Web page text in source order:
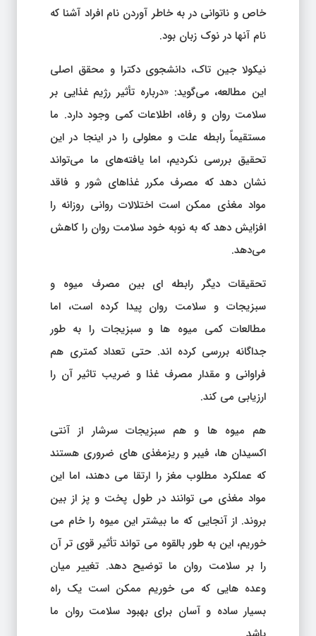
خاص و ناتوانی در به خاطر آوردن نام افراد آشنا که
نام آنها در نوک زبان بود.
نیکولا جین تاک، دانشجوی دکترا و محقق اصلی
این مطالعه، می‌گوید: «درباره تأثیر رژیم غذایی بر
سلامت روان و رفاه، اطلاعات کمی وجود دارد. ما
مستقیماً رابطه علت و معلولی را در اینجا در این
تحقیق بررسی نکردیم، اما یافته‌های ما می‌تواند
نشان دهد که مصرف مکرر غذاهای شور و فاقد
مواد مغذی ممکن است اختلالات روانی روزانه را
افزایش دهد که به نوبه خود سلامت روان را کاهش
می‌دهد.
تحقیقات دیگر رابطه ای بین مصرف میوه و
سبزیجات و سلامت روان پیدا کرده است، اما
مطالعات کمی میوه ها و سبزیجات را به طور
جداگانه بررسی کرده اند. حتی تعداد کمتری هم
فراوانی و مقدار مصرف غذا و ضریب تاثیر آن را
ارزیابی می کند.
هم میوه ها و هم سبزیجات سرشار از آنتی
اکسیدان ها، فیبر و ریزمغذی های ضروری هستند
که عملکرد مطلوب مغز را ارتقا می دهند، اما این
مواد مغذی می توانند در طول پخت و پز از بین
بروند. از آنجایی که ما بیشتر این میوه را خام می
خوریم، این به طور بالقوه می تواند تأثیر قوی تر آن
را بر سلامت روان ما توضیح دهد. تغییر میان
وعده هایی که می خوریم ممکن است یک راه
بسیار ساده و آسان برای بهبود سلامت روان ما